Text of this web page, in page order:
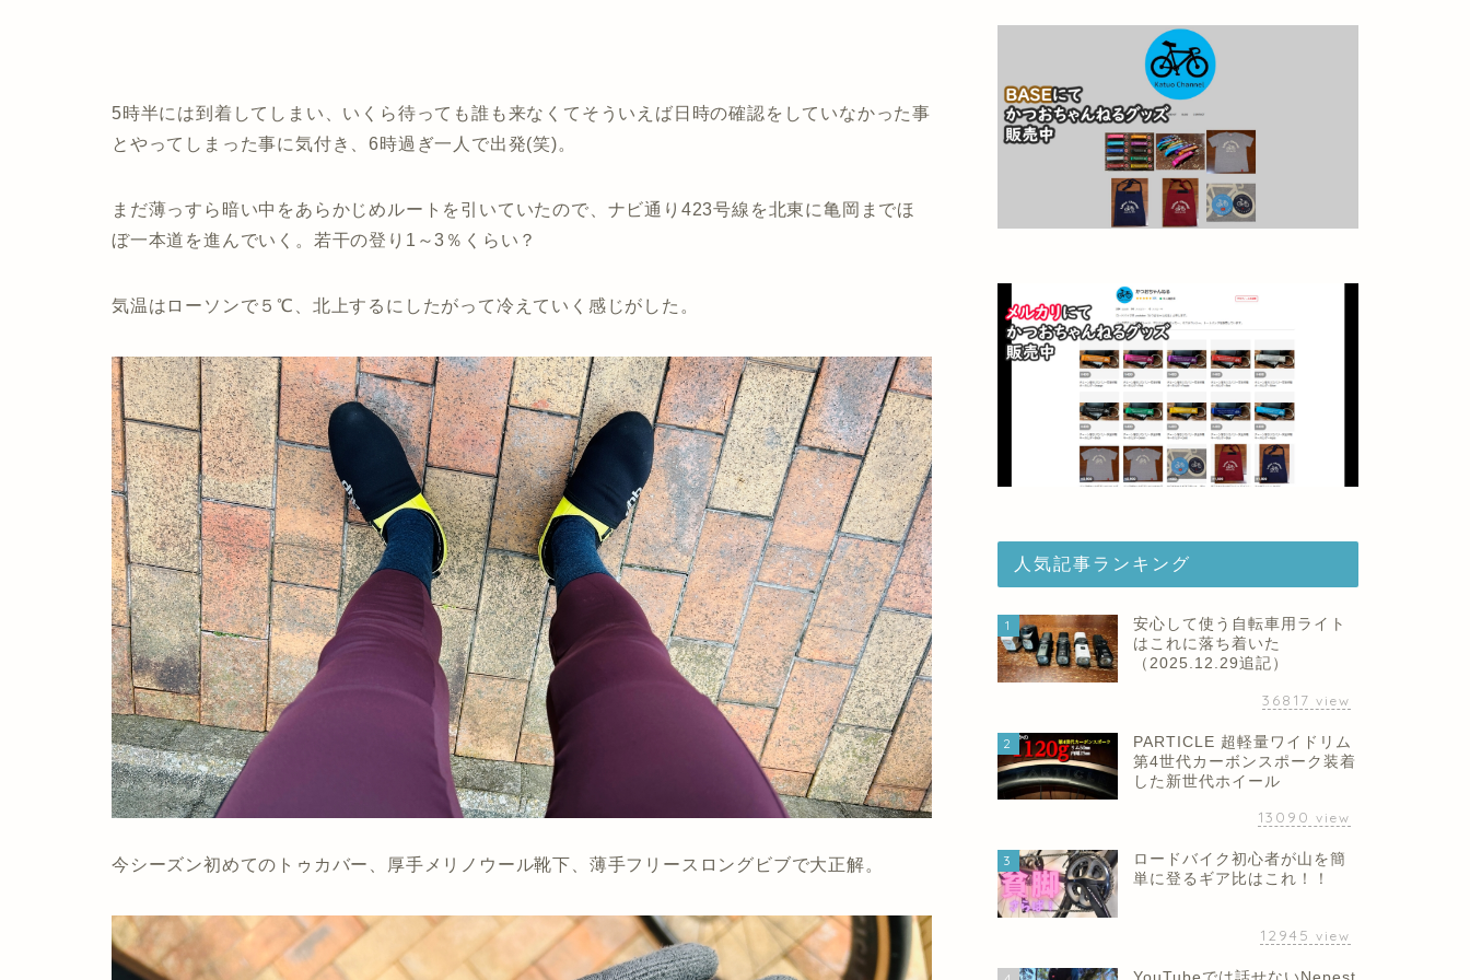
5時半には到着してしまい、いくら待っても誰も来なくてそういえば日時の確認をしていなかった事
とやってしまった事に気付き、6時過ぎ一人で出発(笑)。
まだ薄っすら暗い中をあらかじめルートを引いていたので、ナビ通り423号線を北東に亀岡までほ
ぼ一本道を進んでいく。若干の登り1～3％くらい？
気温はローソンで５℃、北上するにしたがって冷えていく感じがした。
今シーズン初めてのトゥカバー、厚手メリノウール靴下、薄手フリースロングビブで大正解。
人気記事ランキング
1
安心して使う自転車用ライト
はこれに落ち着いた
（2025.12.29追記）
36817 view
2
PARTICLE 超軽量ワイドリム
第4世代カーボンスポーク装着
した新世代ホイール
13090 view
3
ロードバイク初心者が山を簡
単に登るギア比はこれ！！
12945 view